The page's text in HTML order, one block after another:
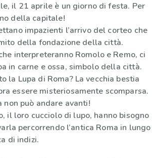
il 21 aprile è un giorno di festa. Per
della capitale!
impazienti l’arrivo del corteo che
della fondazione della città.
interpreteranno Romolo e Remo, ci
in carne e ossa, simbolo della città.
la Lupa di Roma? La vecchia bestia
essere misteriosamente scomparsa.
non può andare avanti!
il loro cucciolo di lupo, hanno bisogno
percorrendo l’antica Roma in lungo
di indizi.